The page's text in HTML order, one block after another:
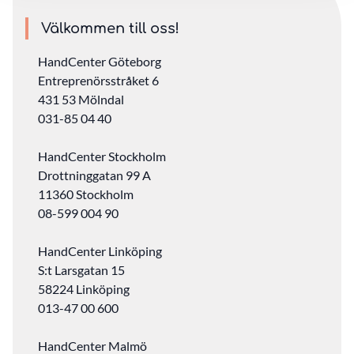
Välkommen till oss!
HandCenter Göteborg
Entreprenörsstråket 6
431 53 Mölndal
031-85 04 40
HandCenter Stockholm
Drottninggatan 99 A
11360 Stockholm ‎
08-599 004 90
HandCenter Linköping
S:t Larsgatan 15
58224 Linköping
013-47 00 600
HandCenter Malmö